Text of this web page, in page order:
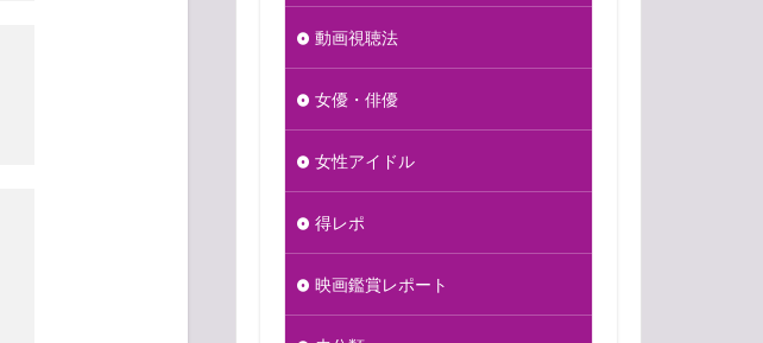
動画視聴法
女優・俳優
女性アイドル
得レポ
映画鑑賞レポート